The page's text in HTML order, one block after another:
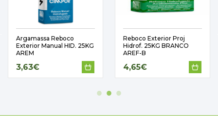
Argamassa Reboco
Exterior Manual HID. 25KG
AREM
3,63€
Reboco Exterior Proj
Hidrof. 25KG BRANCO
AREF-B
4,65€